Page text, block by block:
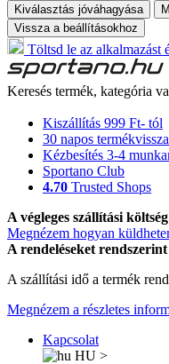
Kiválasztás jóváhagyása
Vissza a beállításokhoz
Töltsd le az alkalmazást
Keresés termék, kategória
Kiszállítás 999 Ft- tól
30 napos
Kézbesítés 3-4
Sportano Club
4.70 Trusted Shops
A végleges szállítási
Megnézem hogyan
A rendeléseket
A szállítási idő a termék
Megnézem a részletes
Kapcsolat
HU >